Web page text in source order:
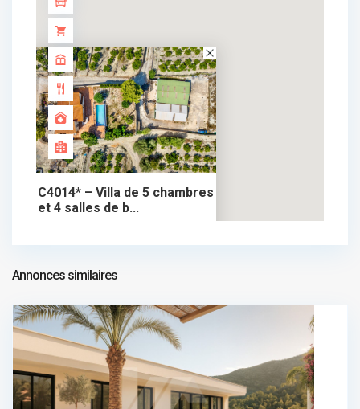
C4014* – Villa de 5 chambres
et 4 salles de b...
875.000 €
Annonces similaires